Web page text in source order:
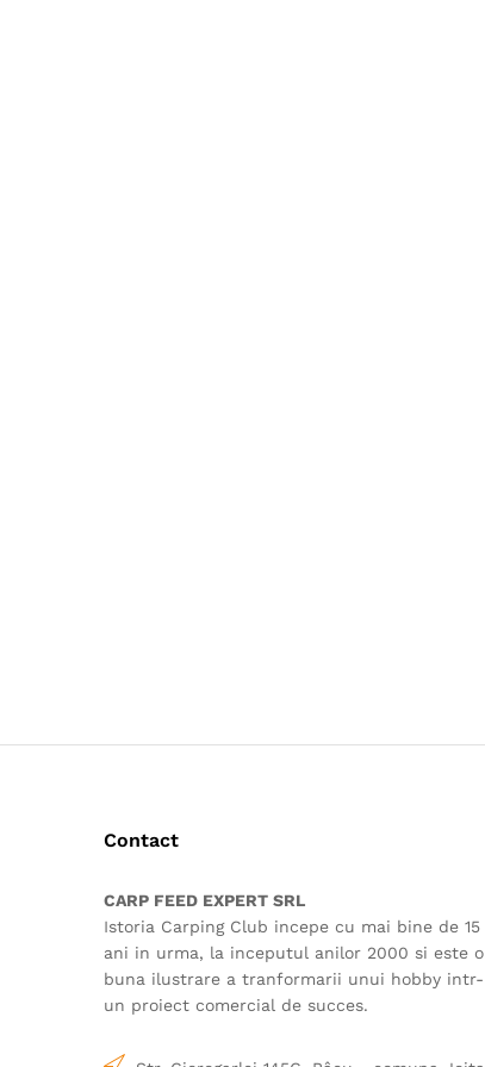
Contact
CARP FEED EXPERT SRL
Istoria Carping Club incepe cu mai bine de 15
ani in urma, la inceputul anilor 2000 si este o
buna ilustrare a tranformarii unui hobby intr-
un proiect comercial de succes.